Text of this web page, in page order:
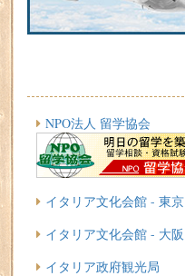
NPO法人 留学協会
イタリア文化会館 - 東京
イタリア文化会館 - 大阪
イタリア政府観光局